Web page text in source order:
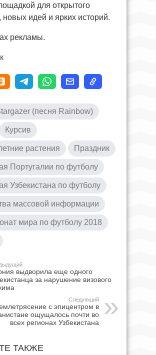
для открытого
новых идей и ярких историй.
рекламы.
(песня Rainbow)
Курсив
растения Праздник
Португалии по футболу
Узбекистана по футболу
массовой информации
мира по футболу 2018
выдворила еще одного
за нарушение визового
Следующий
с эпицентром в
ощущалось почти во
всех регионах Узбекистана
ТАКЖЕ